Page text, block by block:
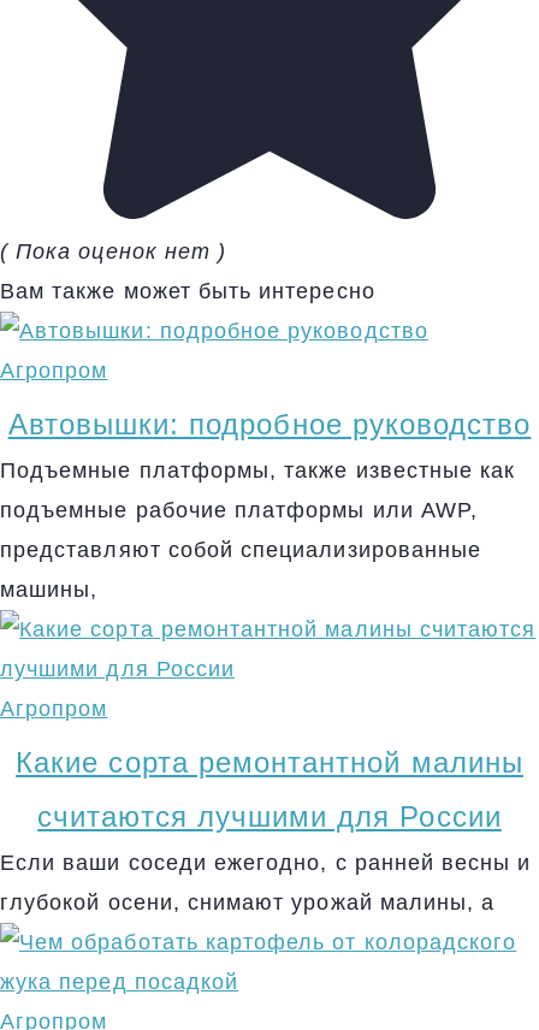
( Пока оценок нет )
Вам также может быть интересно
Агропром
Автовышки: подробное руководство
Подъемные платформы, также известные как
подъемные рабочие платформы или AWP,
представляют собой специализированные
машины,
Агропром
Какие сорта ремонтантной малины
считаются лучшими для России
Если ваши соседи ежегодно, с ранней весны и
глубокой осени, снимают урожай малины, а
Агропром